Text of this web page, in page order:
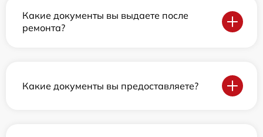
Какие документы вы выдаете после
ремонта?
Какие документы вы предоставляете?